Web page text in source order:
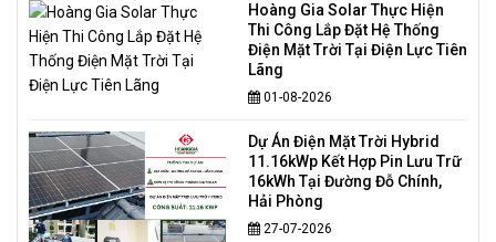
Hoàng Gia Solar Thực Hiện
Thi Công Lắp Đặt Hệ Thống
Điện Mặt Trời Tại Điện Lực Tiên
Lãng
01-08-2026
Dự Án Điện Mặt Trời Hybrid
11.16kWp Kết Hợp Pin Lưu Trữ
16kWh Tại Đường Đỗ Chính,
Hải Phòng
27-07-2026